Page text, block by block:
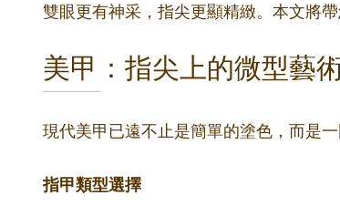
雙眼更有神采，指尖更顯精緻。本文將
美甲：指尖上的微型藝
現代美甲已遠不止是簡單的塗色，而是
指甲類型選擇